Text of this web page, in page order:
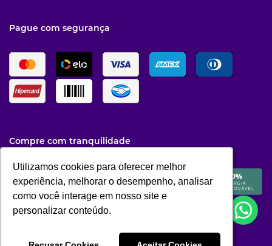
Utilizamos cookies para oferecer melhor
experiência, melhorar o desempenho, analisar
como você interage em nosso site e
personalizar conteúdo.
Utilizamos cookies para oferecer melhor
experiência, melhorar o desempenho, analisar
como você interage em nosso site e
personalizar conteúdo.
Pague com segurança
Compre com tranquilidade